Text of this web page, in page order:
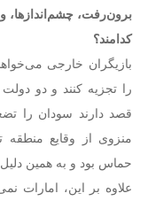
برون‌رفت، چشم‌اندازها،
کدامند؟
بازیگران خارجی
را تجزیه کنند و دو دولت
قصد دارند سودان را
منزوی از وقایع
حماس بود و به همین
علاوه بر این، امارات